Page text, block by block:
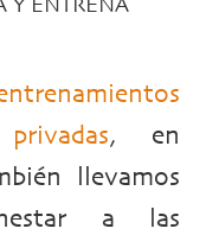
Y ENTRENA
, en
llevamos
a las